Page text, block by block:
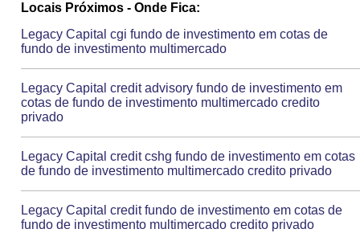
Locais Próximos - Onde Fica:
Legacy Capital cgi fundo de investimento em cotas de
fundo de investimento multimercado
Legacy Capital credit advisory fundo de investimento em
cotas de fundo de investimento multimercado credito
privado
Legacy Capital credit cshg fundo de investimento em cotas
de fundo de investimento multimercado credito privado
Legacy Capital credit fundo de investimento em cotas de
fundo de investimento multimercado credito privado